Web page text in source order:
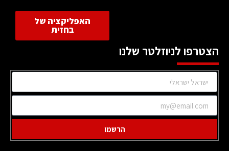
האפליקציה של
בחזית
הצטרפו לניוזלטר שלנו
הרשמו